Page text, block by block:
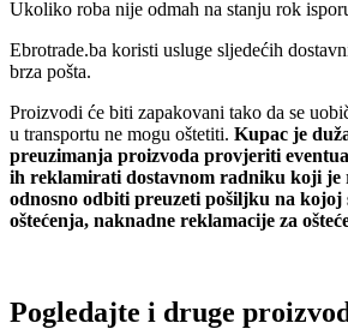
Ukoliko roba nije odmah na stanju rok
Ebrotrade.ba koristi usluge sljedećih
brza pošta.
Proizvodi će biti zapakovani tako da se
u transportu ne mogu oštetiti. Kupac je
preuzimanja proizvoda provjeriti
ih reklamirati dostavnom radniku koji je
odnosno odbiti preuzeti pošiljku na
oštećenja, naknadne reklamacije za
Pogledajte i druge